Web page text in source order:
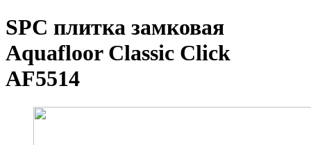
SPC плитка замковая
Aquafloor Classic Click
AF5514